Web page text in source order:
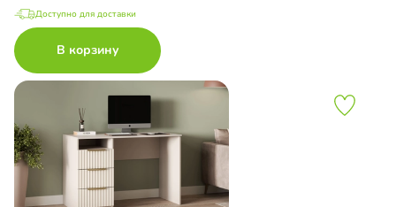
Доступно для доставки
В корзину